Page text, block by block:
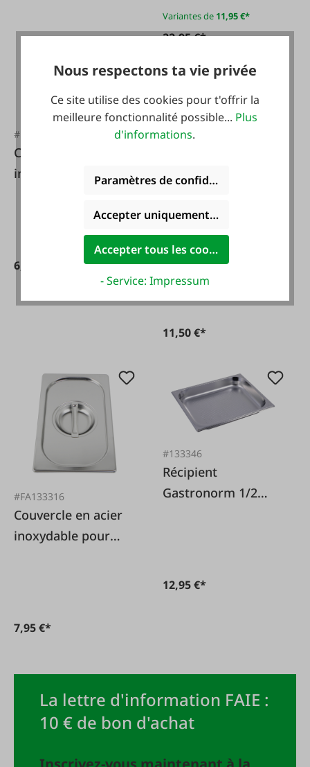
Variantes de 11,95 €*
22,95 €*
#FA133317
Couvercle en acier
inoxydable pour
Gastronorm 1/6
6,95 €*
Couvercle en acier
inoxydable pour
container
Gastronorm 1/2.
11,50 €*
#FA133316
Couvercle en acier
inoxydable pour
7,95 €*
#133346
Récipient
Gastronorm 1/2
12,95 €*
La lettre d'information FAIE :
10 € de bon d'achat
Nous respectons ta vie privée
Ce site utilise des cookies pour t'offrir la
meilleure fonctionnalité possible... Plus
d'informations.
Paramètres de confidentialité
Accepter uniquement les cookies
Accepter tous les cookies
- Service: Impressum